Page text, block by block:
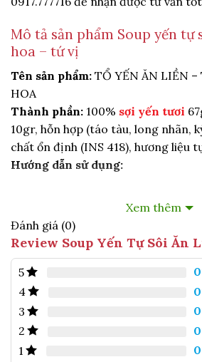
Mô tả sản phẩm Soup yến tự
hoa – tứ vị
Tên sản phẩm: TỔ YẾN ĂN LIỀN –
HOA
Thành phần: 100% sợi yến tươi
10gr, hỗn hợp (táo tàu, long nhãn,
chất ổn định (INS 418), hương liệu
Hướng dẫn sử dụng:
Bước 2: Châm nước tinh khiết
giật dây nóng và đậy nắp chén
Bước 3: Mở nắp và thưởng thức.
Thông tin cảnh báo an toàn:
phẩm đã hết hạn.
Hướng dẫn bảo quản:
Bảo quản
thoáng mát, tránh ánh nắng trực
Xem thêm
Đánh giá (0)
Review Soup Yến Tự Sôi Ăn
5
4
3
2
1